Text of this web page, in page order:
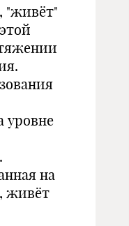
"живёт"
уровне
на
живёт